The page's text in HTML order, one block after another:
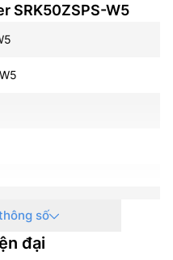
SRK50ZSPS-W5
1,495 kW
số
đại